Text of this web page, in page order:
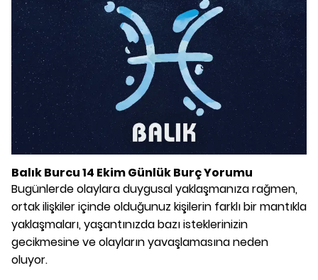
Balık Burcu 14 Ekim Günlük Burç Yorumu
Bugünlerde olaylara duygusal yaklaşmanıza rağmen,
ortak ilişkiler içinde olduğunuz kişilerin farklı bir mantıkla
yaklaşmaları, yaşantınızda bazı isteklerinizin
gecikmesine ve olayların yavaşlamasına neden
oluyor.